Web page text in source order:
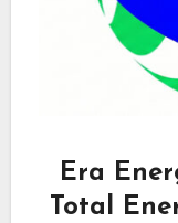
Era
Total